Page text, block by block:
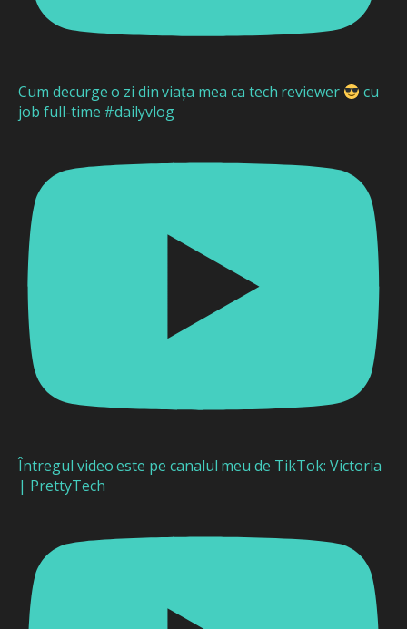
Cum decurge o zi din viața mea ca tech reviewer
cu
job full-time #dailyvlog
Întregul video este pe canalul meu de TikTok: Victoria
| PrettyTech